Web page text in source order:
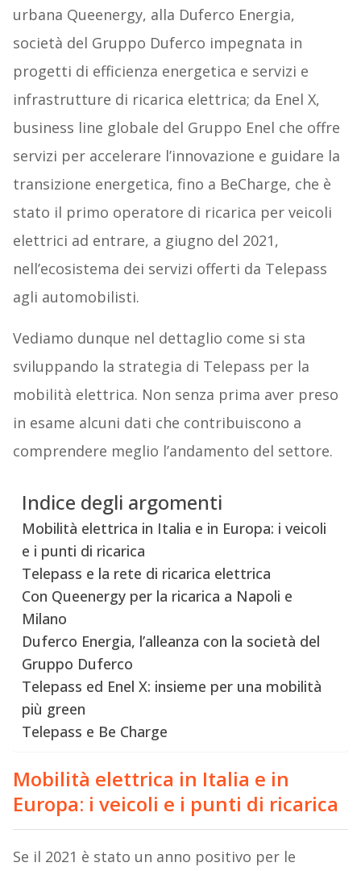
urbana Queenergy, alla Duferco Energia,
società del Gruppo Duferco impegnata in
progetti di efficienza energetica e servizi e
infrastrutture di ricarica elettrica; da Enel X,
business line globale del Gruppo Enel che offre
servizi per accelerare l’innovazione e guidare la
transizione energetica, fino a BeCharge, che è
stato il primo operatore di ricarica per veicoli
elettrici ad entrare, a giugno del 2021,
nell’ecosistema dei servizi offerti da Telepass
agli automobilisti.
Vediamo dunque nel dettaglio come si sta
sviluppando la strategia di Telepass per la
mobilità elettrica. Non senza prima aver preso
in esame alcuni dati che contribuiscono a
comprendere meglio l’andamento del settore.
Indice degli argomenti
Mobilità elettrica in Italia e in Europa: i veicoli
e i punti di ricarica
Telepass e la rete di ricarica elettrica
Con Queenergy per la ricarica a Napoli e
Milano
Duferco Energia, l’alleanza con la società del
Gruppo Duferco
Telepass ed Enel X: insieme per una mobilità
più green
Telepass e Be Charge
Mobilità elettrica in Italia e in
Europa: i veicoli e i punti di ricarica
Se il 2021 è stato un anno positivo per le